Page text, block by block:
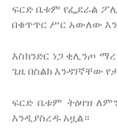
ፍርድ ቤቱም የፌደራል
በቁጥጥር ሥር አውለው
እስክንድር ነጋ ቂሊንጦ
ጌዜ በስልክ እንዳገኛቸው
ፍርድ ቤቱም ትዕዛዝ
እንዲያስረዱ አዟል።